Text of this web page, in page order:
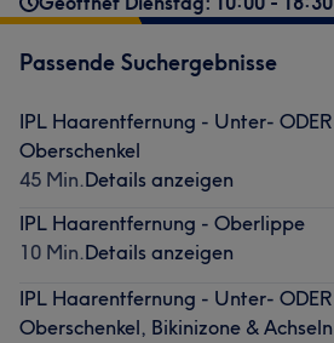
Passende Suchergebnisse
IPL Haarentfernung - Unter- ODER
Oberschenkel
45 Min.Details anzeigen
IPL Haarentfernung - Oberlippe
10 Min.Details anzeigen
IPL Haarentfernung - Unter- ODER
Oberschenkel, Bikinizone & Achseln